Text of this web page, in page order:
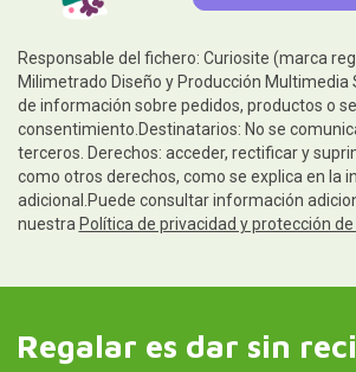
Responsable del fichero: Curiosite (marca
Milimetrado Diseño y Producción Multimedia
de información sobre pedidos, productos o
consentimiento.Destinatarios: No se
terceros. Derechos: acceder, rectificar y
como otros derechos, como se explica en la
adicional.Puede consultar información
nuestra Política de privacidad y protección
Regalar es dar sin